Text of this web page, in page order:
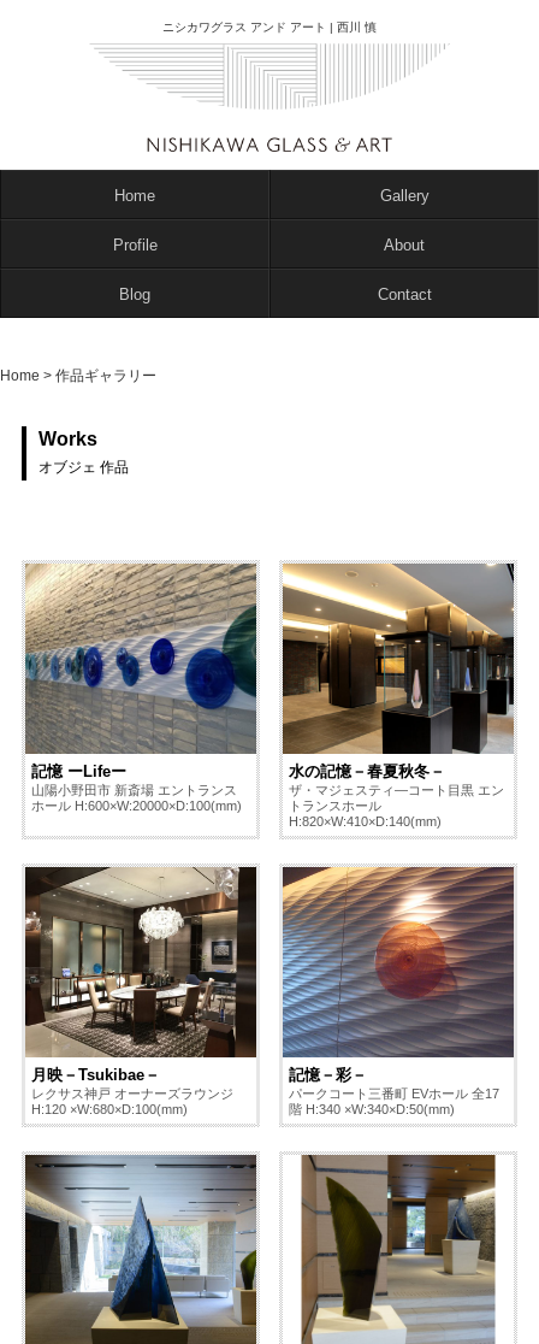
ニシカワグラス アンド アート | 西川 慎
Home Gallery
Profile About
Blog Contact
Home > 作品ギャラリー
Works
オブジェ 作品
記憶 ーLifeー
山陽小野田市 新斎場 エントランス
ホール H:600×W:20000×D:100(mm)
水の記憶－春夏秋冬－
ザ・マジェスティ―コート目黒 エン
トランスホール
H:820×W:410×D:140(mm)
月映－Tsukibae－
レクサス神戸 オーナーズラウンジ
H:120 ×W:680×D:100(mm)
記憶－彩－
パークコート三番町 EVホール 全17
階 H:340 ×W:340×D:50(mm)